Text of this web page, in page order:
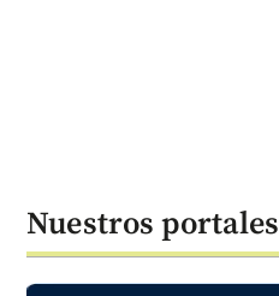
Nuestros portales